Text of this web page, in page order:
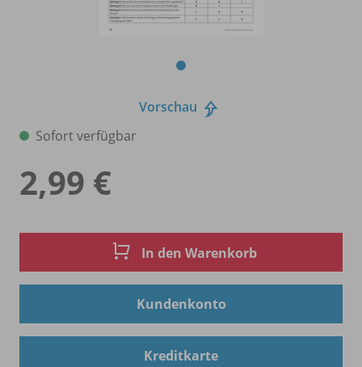
Vorschau
Sofort verfügbar
2,99 €
In den Warenkorb
Kundenkonto
Kreditkarte